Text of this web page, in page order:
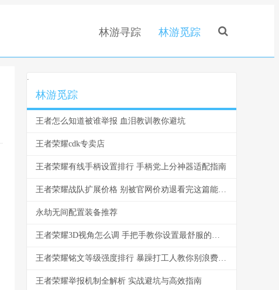
林游寻踪 林游觅踪
.
林游觅踪
王者怎么知道被谁举报 血泪教训教你避坑
王者荣耀cdk专卖店
王者荣耀有线手柄设置排行 手柄党上分神器适配指南
王者荣耀战队扩展价格 别被官网价劝退看完这篇能省一半
永劫无间配置装备推荐
王者荣耀3D视角怎么调 手把手教你设置最舒服的视角
王者荣耀铭文等级强度排行 暴躁打工人教你别浪费金币
王者荣耀举报机制全解析 实战避坑与高效指南